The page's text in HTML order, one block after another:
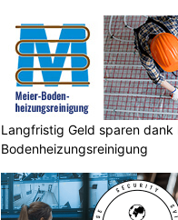
Langfristig Geld sparen dank
Bodenheizungsreinigung